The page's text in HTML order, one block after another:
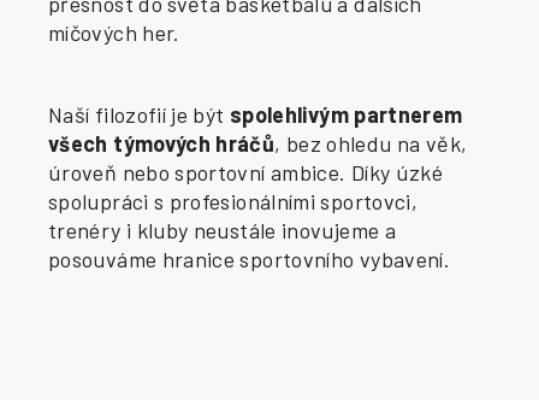
míčových her.
Naší filozofií je být spolehlivým partnerem
všech týmových hráčů, bez ohledu na věk,
úroveň nebo sportovní ambice. Díky úzké
spolupráci s profesionálními sportovci,
trenéry i kluby neustále inovujeme a
posouváme hranice sportovního vybavení.